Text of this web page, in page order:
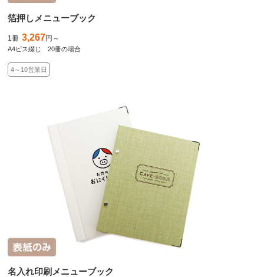
箔押しメニューブック
1冊 3,267円～
A4ビス綴じ 20冊の場合
4～10営業日
名入れ印刷メニューブック